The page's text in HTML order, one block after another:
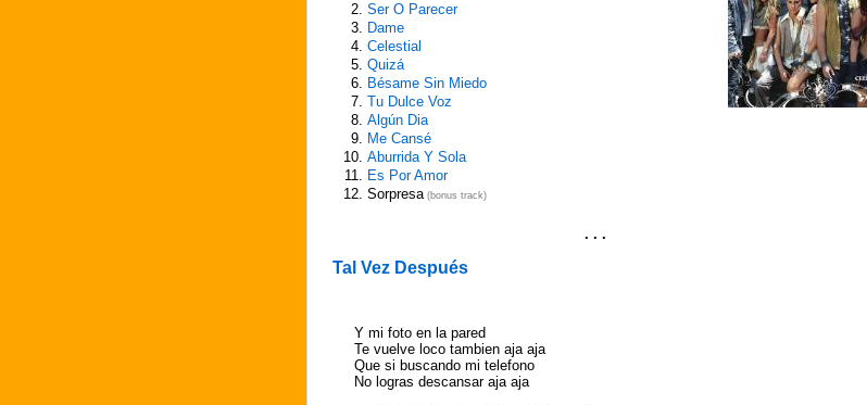
2. Ser O Parecer
3. Dame
4. Celestial
5. Quizá
6. Bésame Sin Miedo
7. Tu Dulce Voz
8. Algún Dia
9. Me Cansé
10. Aburrida Y Sola
11. Es Por Amor
12. Sorpresa(bonus track)
. . .
Tal Vez Después
Y mi foto en la pared
Te vuelve loco tambien aja aja
Que si buscando mi telefono
No logras descansar aja aja